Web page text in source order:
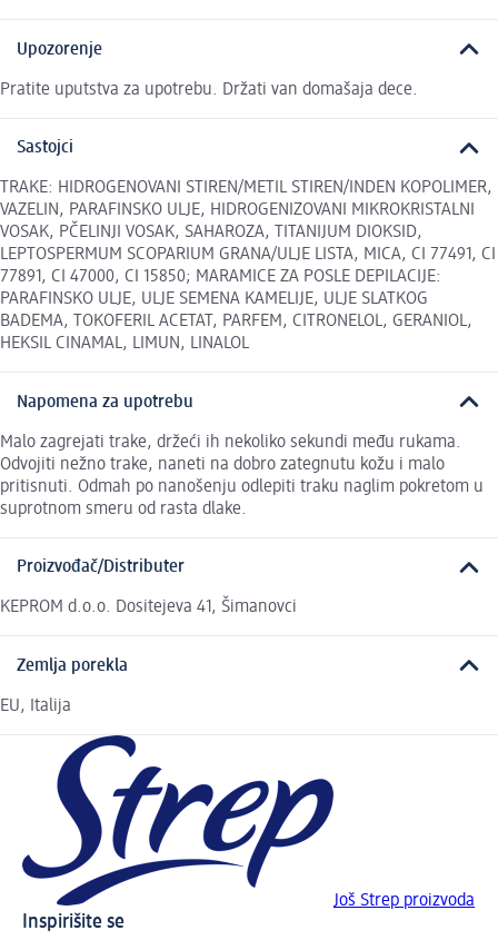
Upozorenje
Pratite uputstva za upotrebu. Držati van domašaja dece.
Sastojci
TRAKE: HIDROGENOVANI STIREN/METIL STIREN/INDEN KOPOLIMER,
VAZELIN, PARAFINSKO ULJE, HIDROGENIZOVANI MIKROKRISTALNI
VOSAK, PČELINJI VOSAK, SAHAROZA, TITANIJUM DIOKSID,
LEPTOSPERMUM SCOPARIUM GRANA/ULJE LISTA, MICA, CI 77491, CI
77891, CI 47000, CI 15850; MARAMICE ZA POSLE DEPILACIJE:
PARAFINSKO ULJE, ULJE SEMENA KAMELIJE, ULJE SLATKOG
BADEMA, TOKOFERIL ACETAT, PARFEM, CITRONELOL, GERANIOL,
HEKSIL CINAMAL, LIMUN, LINALOL
Napomena za upotrebu
Malo zagrejati trake, držeći ih nekoliko sekundi među rukama.
Odvojiti nežno trake, naneti na dobro zategnutu kožu i malo
pritisnuti. Odmah po nanošenju odlepiti traku naglim pokretom u
suprotnom smeru od rasta dlake.
Proizvođač/Distributer
KEPROM d.o.o. Dositejeva 41, Šimanovci
Zemlja porekla
EU, Italija
Još Strep proizvoda
Inspirišite se